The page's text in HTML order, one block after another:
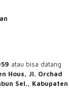
atau bisa datang
Hous, Jl. Orchad
Sel., Kabupaten